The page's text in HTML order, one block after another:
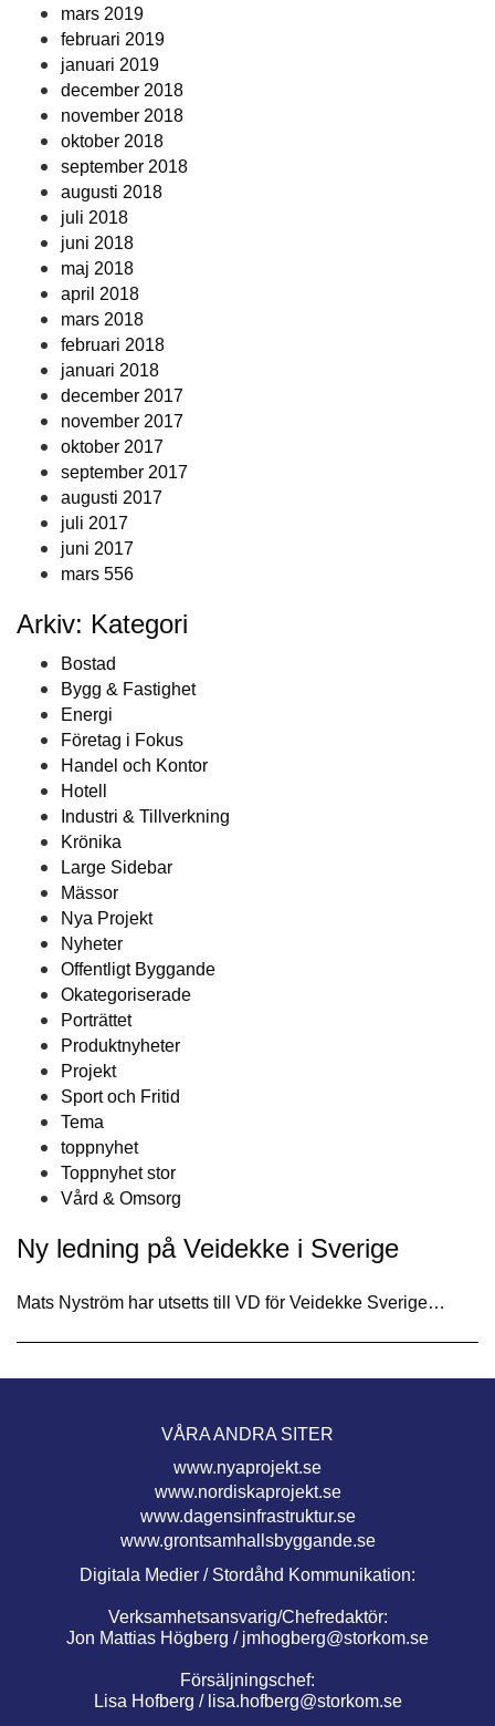
mars 2019
februari 2019
januari 2019
december 2018
november 2018
oktober 2018
september 2018
augusti 2018
juli 2018
juni 2018
maj 2018
april 2018
mars 2018
februari 2018
januari 2018
december 2017
november 2017
oktober 2017
september 2017
augusti 2017
juli 2017
juni 2017
mars 556
Arkiv: Kategori
Bostad
Bygg & Fastighet
Energi
Företag i Fokus
Handel och Kontor
Hotell
Industri & Tillverkning
Krönika
Large Sidebar
Mässor
Nya Projekt
Nyheter
Offentligt Byggande
Okategoriserade
Porträttet
Produktnyheter
Projekt
Sport och Fritid
Tema
toppnyhet
Toppnyhet stor
Vård & Omsorg
Ny ledning på Veidekke i Sverige
Mats Nyström har utsetts till VD för Veidekke Sverige…
VÅRA ANDRA SITER
www.nyaprojekt.se
www.nordiskaprojekt.se
www.dagensinfrastruktur.se
www.grontsamhallsbyggande.se
Digitala Medier / Stordåhd Kommunikation:
Verksamhetsansvarig/Chefredaktör:
Jon Mattias Högberg / jmhogberg@storkom.se
Försäljningschef:
Lisa Hofberg / lisa.hofberg@storkom.se